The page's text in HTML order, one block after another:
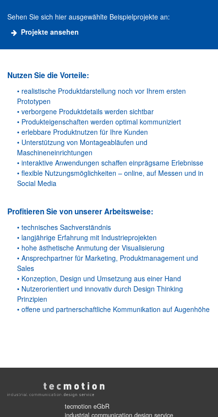
Sehen Sie sich hier ausgewählte Beispielprojekte an:
Projekte ansehen
Nutzen Sie die Vorteile:
• realistische Produktdarstellung noch vor Ihrem ersten
Prototypen
• verborgene Produktdetails werden sichtbar
• Produkteigenschaften werden optimal kommuniziert
• erlebbare Produktnutzen für Ihre Kunden
• Unterstützung von Montageabläufen und
Maschineneinrichtungen
• interaktive Anwendungen schaffen einprägsame Erlebnisse
• flexible Nutzungsmöglichkeiten – online, auf Messen und in
Social Media
Profitieren Sie von unserer Arbeitsweise:
• technisches Sachverständnis
• langjährige Erfahrung mit Industrieprojekten
• hohe ästhetische Anmutung der Visualisierung
• Ansprechpartner für Marketing, Produktmanagement und
Sales
• Konzeption, Design und Umsetzung aus einer Hand
• Nutzerorientiert und innovativ durch Design Thinking
Prinzipien
• offene und partnerschaftliche Kommunikation auf Augenhöhe
tecmotion eGbR
industrial communication.design service